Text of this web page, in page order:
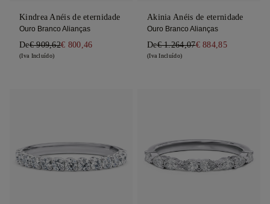
Kindrea Anéis de eternidade
Ouro Branco Alianças
De€ 909,62€ 800,46
(Iva Incluído)
Akinia Anéis de eternidade
Ouro Branco Alianças
De€ 1.264,07€ 884,85
(Iva Incluído)